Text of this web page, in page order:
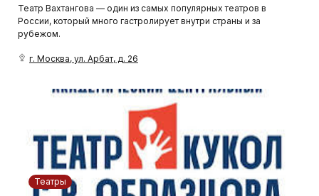
Театр Вахтангова — один из самых популярных театров в
России, который много гастролирует внутри страны и за
рубежом.
г. Москва, ул. Арбат, д. 26
Театры